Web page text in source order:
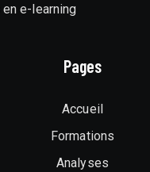
en e-learning
Pages
Accueil
Formations
Analyses